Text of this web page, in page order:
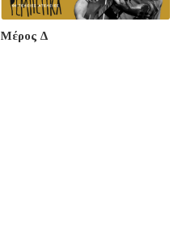
Μέρος Δ